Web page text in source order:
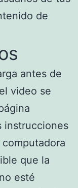
de
antes de
video se
instrucciones
que la
esté